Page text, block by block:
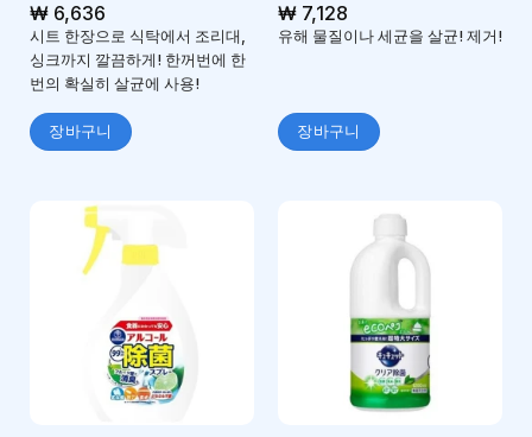
₩6,636
시트 한장으로 식탁에서 조리대,
싱크까지 깔끔하게! 한꺼번에 한
번의 확실히 살균에 사용!
장바구니
₩7,128
유해 물질이나 세균을 살균! 제거!
장바구니